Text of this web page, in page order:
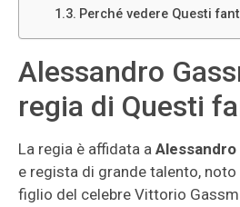
Perché vedere Questi
Alessandro
regia di Questi
La regia è affidata a Alessandro
e regista di grande talento, noto
figlio del celebre Vittorio